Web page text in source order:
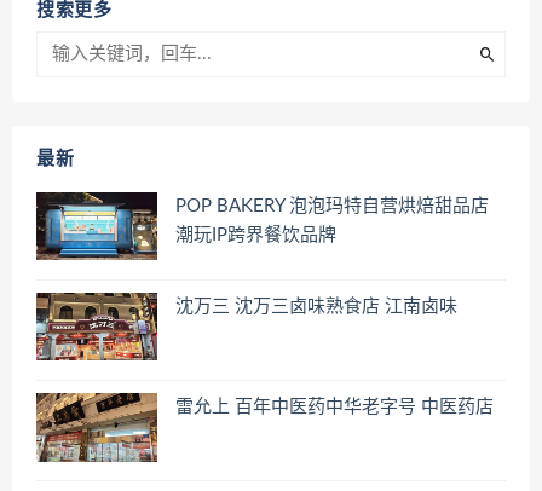
搜索更多
最新
POP BAKERY 泡泡玛特自营烘焙甜品店
潮玩IP跨界餐饮品牌
沈万三 沈万三卤味熟食店 江南卤味
雷允上 百年中医药中华老字号 中医药店